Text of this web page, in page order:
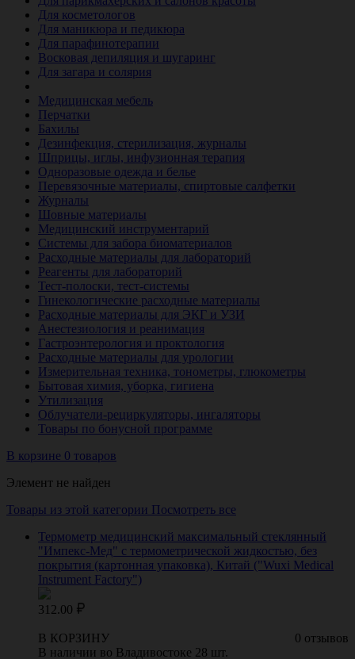
Для косметологов
Для маникюра и педикюра
Для парафинотерапии
Восковая депиляция и шугаринг
Для загара и солярия
Медицинская мебель
Перчатки
Бахилы
Дезинфекция, стерилизация, журналы
Шприцы, иглы, инфузионная терапия
Одноразовые одежда и белье
Перевязочные материалы, спиртовые салфетки
Журналы
Шовные материалы
Медицинский инструментарий
Системы для забора биоматериалов
Расходные материалы для лабораторий
Реагенты для лабораторий
Тест-полоски, тест-системы
Гинекологические расходные материалы
Расходные материалы для ЭКГ и УЗИ
Анестезиология и реанимация
Гастроэнтерология и проктология
Расходные материалы для урологии
Измерительная техника, тонометры, глюкометры
Бытовая химия, уборка, гигиена
Утилизация
Облучатели-рециркуляторы, ингаляторы
Товары по бонусной программе
В корзине 0 товаров
Элемент не найден
Товары из этой категории Посмотреть все
Термометр медицинский максимальный стеклянный
"Импекс-Мед" с термометрической жидкостью, без
покрытия (картонная упаковка), Китай ("Wuxi Medical
Instrument Factory")
312.00
0 отзывов
В КОРЗИНУ
В наличии во Владивостоке 28 шт.